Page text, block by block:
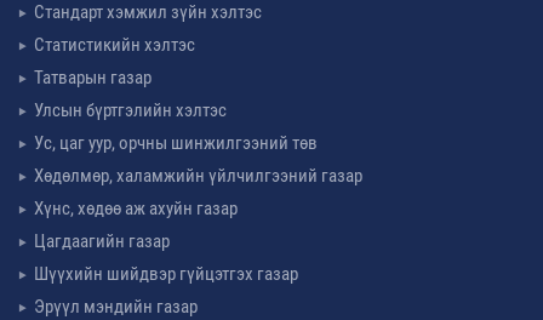
Стандарт хэмжил зүйн хэлтэс
Статистикийн хэлтэс
Татварын газар
Улсын бүртгэлийн хэлтэс
Ус, цаг уур, орчны шинжилгээний төв
Хөдөлмөр, халамжийн үйлчилгээний газар
Хүнс, хөдөө аж ахуйн газар
Цагдаагийн газар
Шүүхийн шийдвэр гүйцэтгэх газар
Эрүүл мэндийн газар